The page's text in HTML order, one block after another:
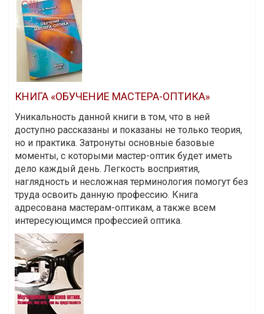
КНИГА «ОБУЧЕНИЕ МАСТЕРА-ОПТИКА»
Уникальность данной книги в том, что в ней
доступно рассказаны и показаны не только теория,
но и практика. Затронуты основные базовые
моменты, с которыми мастер-оптик будет иметь
дело каждый день. Легкость восприятия,
наглядность и несложная терминология помогут без
труда освоить данную профессию. Книга
адресована мастерам-оптикам, а также всем
интересующимся профессией оптика.